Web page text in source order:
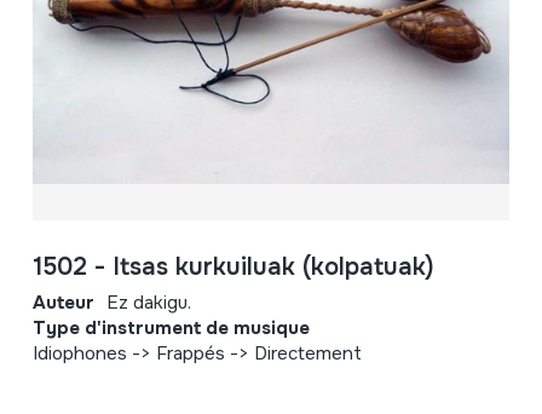
1502 - Itsas kurkuiluak (kolpatuak)
Auteur Ez dakigu.
Type d'instrument de musique
Idiophones -> Frappés -> Directement